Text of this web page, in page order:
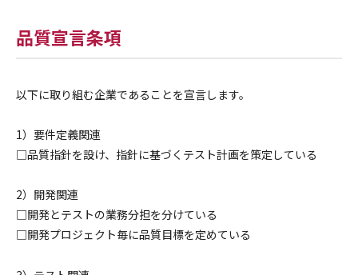
品質宣言条項
以下に取り組む企業であることを宣言します。
1）要件定義関連
□品質指針を設け、指針に基づくテスト計画を策定している
2）開発関連
□開発とテストの業務分担を分けている
□開発プロジェクト毎に品質目標を定めている